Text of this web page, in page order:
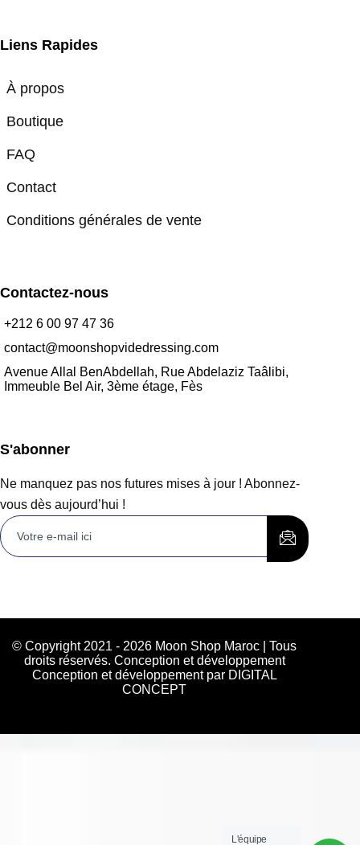
Liens Rapides
À propos
Boutique
FAQ
Contact
Conditions générales de vente
Contactez-nous
+212 6 00 97 47 36
contact@moonshopvidedressing.com
Avenue Allal BenAbdellah, Rue Abdelaziz Taâlibi,
Immeuble Bel Air, 3ème étage, Fès
S'abonner
Ne manquez pas nos futures mises à jour ! Abonnez-
vous dès aujourd’hui !
© Copyright 2021 - 2026 Moon Shop Maroc | Tous
droits réservés. Conception et développement
Conception et développement par DIGITAL
CONCEPT
L'équipe